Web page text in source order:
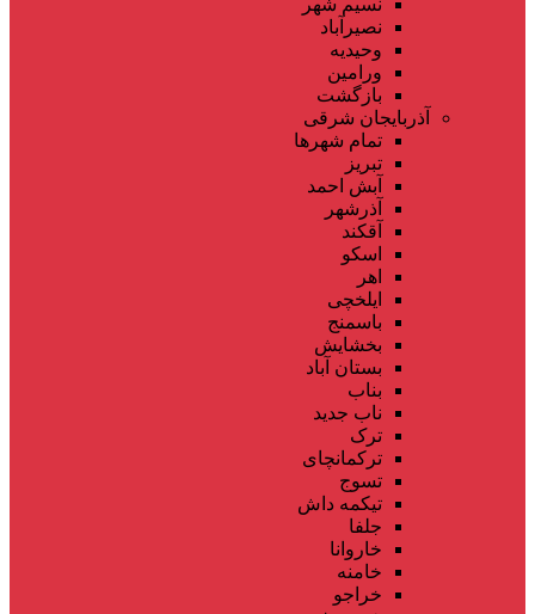
نصیرآباد
وحیدیه
ورامین
بازگشت
آذربایجان شرقی
تمام شهر‌ها
تبریز
آبش احمد
آذرشهر
آقکند
اسکو
اهر
ایلخچی
باسمنج
بخشایش
بستان آباد
بناب
ناب جدید
ترک
ترکمانچای
تسوج
تیکمه داش
جلفا
خاروانا
خامنه
خراجو